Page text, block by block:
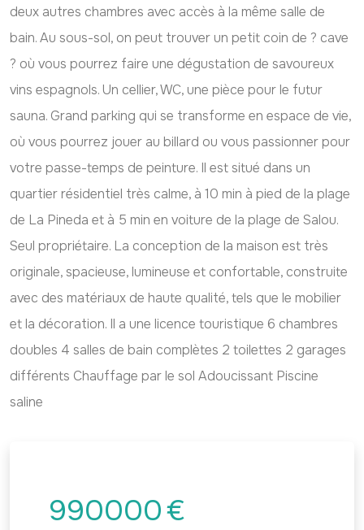
deux autres chambres avec accès à la même salle de
bain. Au sous-sol, on peut trouver un petit coin de ? cave
? où vous pourrez faire une dégustation de savoureux
vins espagnols. Un cellier, WC, une pièce pour le futur
sauna. Grand parking qui se transforme en espace de vie,
où vous pourrez jouer au billard ou vous passionner pour
votre passe-temps de peinture. Il est situé dans un
quartier résidentiel très calme, à 10 min à pied de la plage
de La Pineda et à 5 min en voiture de la plage de Salou.
Seul propriétaire. La conception de la maison est très
originale, spacieuse, lumineuse et confortable, construite
avec des matériaux de haute qualité, tels que le mobilier
et la décoration. Il a une licence touristique 6 chambres
doubles 4 salles de bain complètes 2 toilettes 2 garages
différents Chauffage par le sol Adoucissant Piscine
saline
990000€